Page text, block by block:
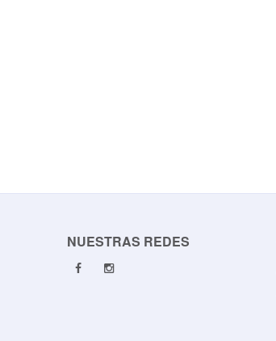
NUESTRAS REDES